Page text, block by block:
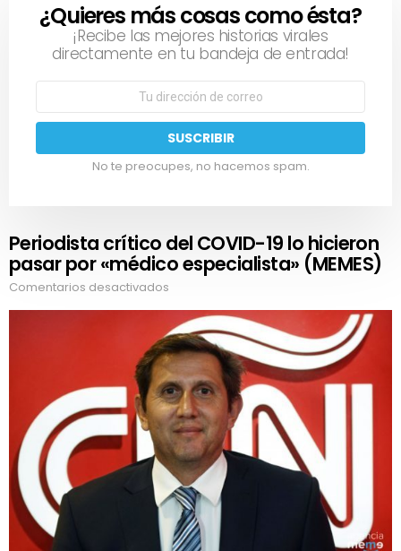
NEWSLETTER
¿Quieres más cosas como ésta?
¡Recibe las mejores historias virales
directamente en tu bandeja de entrada!
No te preocupes, no hacemos spam.
Periodista crítico del COVID-19 lo hicieron
pasar por «médico especialista» (MEMES)
Comentarios desactivados
crítico
del
COVID-
19
lo
hicieron
pasar
por
«médico
especialista»
(MEMES)